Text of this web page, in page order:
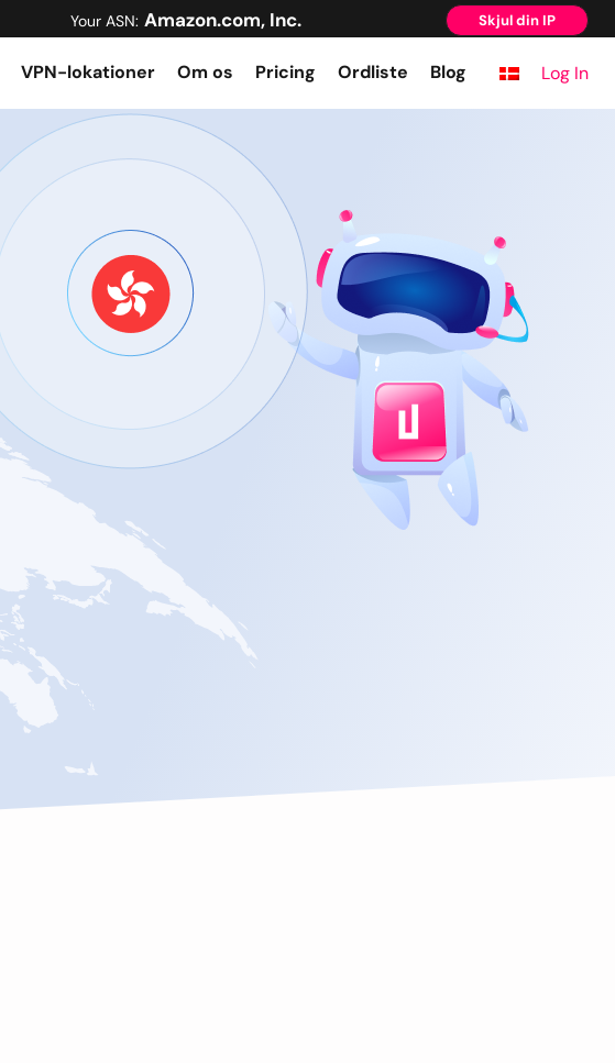
Your ASN: Amazon.com, Inc. Skjul din IP
VPN-lokationer Om os Pricing Ordliste Blog Log In